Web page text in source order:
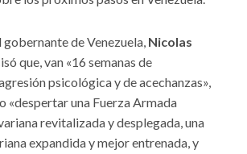
gobernante de Venezuela, Nicolas
que, van «16 semanas de
psicológica y de acechanzas»,
«despertar una Fuerza Armada
revitalizada y desplegada, una
expandida y mejor entrenada, y